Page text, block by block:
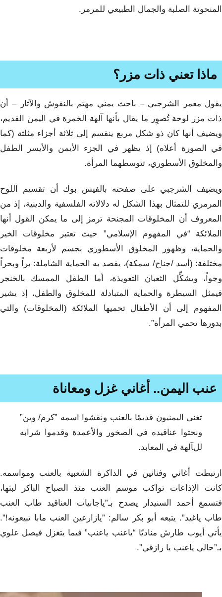
المنحوتة الصلبة والجمال الطبيعي للمرمر.
ماذا تعني ذات مزر؟
يقول معمر الشرجبي – باحث يمني مهتم بالنقوش والآثار – أن
ذات مزر لوحة تُصوِِر ما يقال بأنها آلهة الخمرة في اليمن القديم،
ويضيف أنها كان ذو شكل مربع ينقسم إلى ثلاثة أجزاء مثلثة (كما
في الصورة أعلاه) إذ يظهر في الجزء الأيمن والأيسر الطفل
والمخلوق الأسطوري، تتوسطهما المرأة.
ويضيف الشرجبي على صفحته بالفيس بوك أن تقسيم اللوح
المرمري للتمثال بهذا الشكل له دلالاته الفلسفية والدينية، إذ من
المعروف أن المخلوقات المجنحة ترمز إلى ما يمكن القول أنها
الملائكة “في المفهوم الإسلامي” حيث تعتبر مخلوقات الخير
والحماية، وظهور المخلوق الأسطوري بجسم لأربعة مخلوقات
مختلفة: (أسد /جناح/ سمكة)، يقصد به الحماية الشاملة: براً وبحراً
وجواً، ويشكِّل الثعبان التعويذة، أما الطفل الممسك بالخنجر
فيمثل السيطرة والحماية المتبادلة للمخلوق والطفل، إذ يشير
المفهوم إلى أن الأطفال تحميها الملائكة (المخلوقات) والتي
بدورها تحمي المرأة”.
عنب اليمن.. أغاني غزل ومعاناة
تغنى اليمنيون قديمًا بالعنب ونقشوا اسمه ”كرم/ وين”
ونحتوا عناقيده في الصخور والأعمدة وقدموا شرابه
للآلهة في المعابد.
ارتبطت أغاني وفنانين في الذاكرة الشعبية بالعنب ومواسمه.
كانت الإذاعات تواكب موسم العنب منذ الصباح الباكر لبثها،
فتسمع أحمد السنيدار يصدح بـ”ياجانيات العناقيد طاب العنب
طاب ياغيد”. يتبعه أبو بكر سالم: ”يازارعين العنب مابا تبيعونه!”.
يأتي أيوب طارش مناديًا “ياعنب ياعنب” فيما يتغزل فيصل علوي
بـ”حالي ياعنب يا رازقي”.